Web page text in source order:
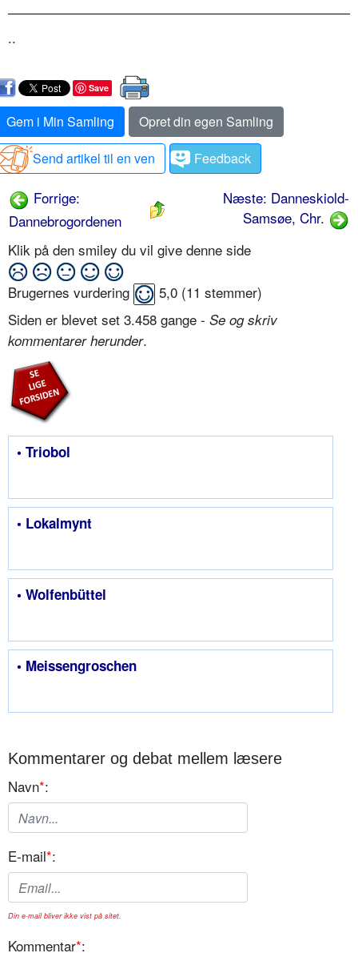
..
Save
Gem i Min Samling
Opret din egen Samling
Send artikel til en ven
Feedback
Forrige:
Dannebrogordenen
Næste: Danneskiold-
Samsøe, Chr.
Klik på den smiley du vil give denne side
Brugernes vurdering 5,0 (11 stemmer)
Siden er blevet set 3.458 gange - Se og skriv
kommentarer herunder.
• Triobol
• Lokalmynt
• Wolfenbüttel
• Meissengroschen
Kommentarer og debat mellem læsere
Navn*:
E-mail*:
Din e-mail bliver ikke vist på sitet.
Kommentar*: